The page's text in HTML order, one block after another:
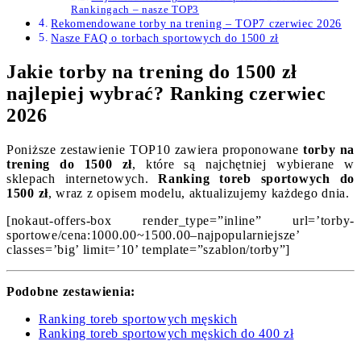
Rankingach – nasze TOP3
Rekomendowane torby na trening – TOP7 czerwiec 2026
Nasze FAQ o torbach sportowych do 1500 zł
Jakie torby na trening do 1500 zł
najlepiej wybrać? Ranking czerwiec
2026
Poniższe zestawienie TOP10 zawiera proponowane torby na
trening do 1500 zł, które są najchętniej wybierane w
sklepach internetowych.Ranking toreb sportowych do
1500 zł, wraz z opisem modelu, aktualizujemy każdego dnia.
[nokaut-offers-box render_type=”inline” url=’torby-
sportowe/cena:1000.00~1500.00–najpopularniejsze’
classes=’big’ limit=’10’ template=”szablon/torby”]
Podobne zestawienia:
Ranking toreb sportowych męskich
Ranking toreb sportowych męskich do 400 zł